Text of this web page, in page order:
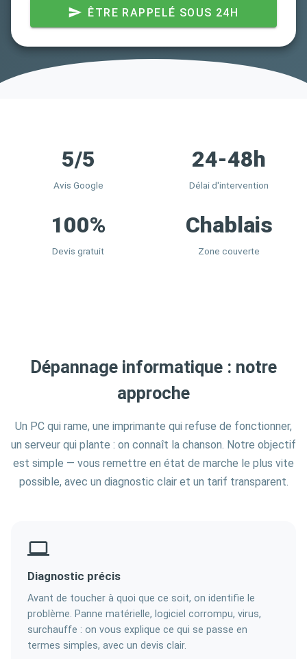
ÊTRE RAPPELÉ SOUS 24H
5/5
Avis Google
24-48h
Délai d'intervention
100%
Devis gratuit
Chablais
Zone couverte
Dépannage informatique : notre
approche
Un PC qui rame, une imprimante qui refuse de fonctionner,
un serveur qui plante : on connaît la chanson. Notre objectif
est simple — vous remettre en état de marche le plus vite
possible, avec un diagnostic clair et un tarif transparent.
Diagnostic précis
Avant de toucher à quoi que ce soit, on identifie le
problème. Panne matérielle, logiciel corrompu, virus,
surchauffe : on vous explique ce qui se passe en
termes simples, avec un devis clair.